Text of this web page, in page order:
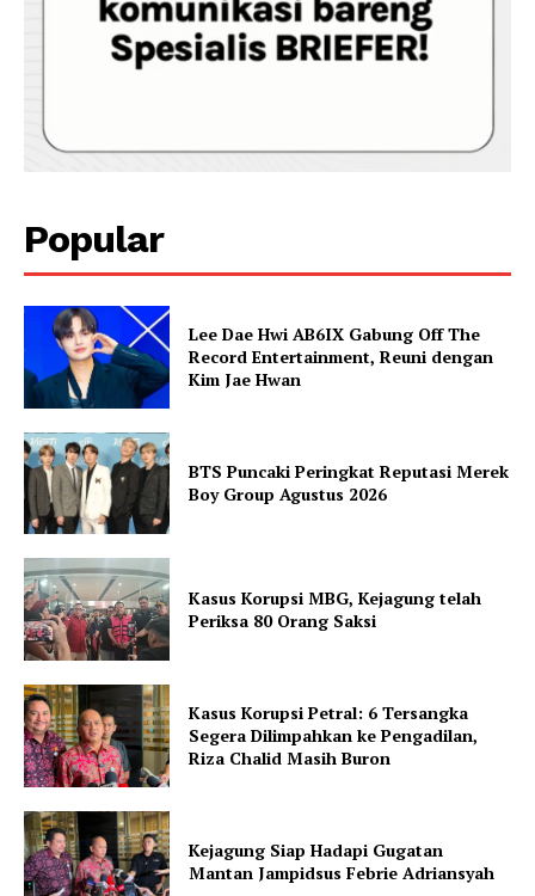
Popular
Lee Dae Hwi AB6IX Gabung Off The
Record Entertainment, Reuni dengan
Kim Jae Hwan
BTS Puncaki Peringkat Reputasi Merek
Boy Group Agustus 2026
Kasus Korupsi MBG, Kejagung telah
Periksa 80 Orang Saksi
Kasus Korupsi Petral: 6 Tersangka
Segera Dilimpahkan ke Pengadilan,
Riza Chalid Masih Buron
Kejagung Siap Hadapi Gugatan
Mantan Jampidsus Febrie Adriansyah